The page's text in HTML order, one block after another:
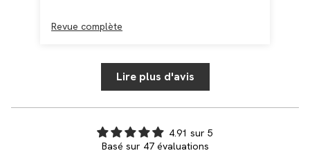
Revue complète
Lire plus d'avis
4.91 sur 5
Basé sur 47 évaluations